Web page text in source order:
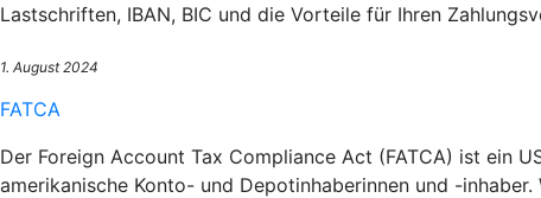
Lastschriften, IBAN, BIC und die Vorteile für Ihren
1. August 2024
FATCA
Der Foreign Account Tax Compliance Act (FATCA) ist ein
amerikanische Konto- und Depotinhaberinnen und -